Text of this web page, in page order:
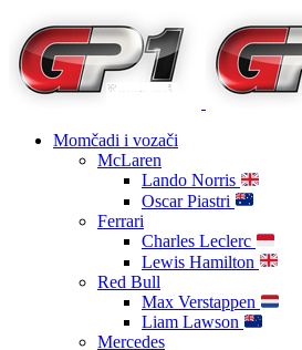
Momčadi i vozači
McLaren
Lando Norris
Oscar Piastri
Ferrari
Charles Leclerc
Lewis Hamilton
Red Bull
Max Verstappen
Liam Lawson
Mercedes